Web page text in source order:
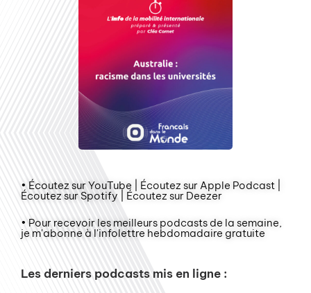
• Écoutez sur YouTube | Écoutez sur Apple Podcast |
Écoutez sur Spotify | Écoutez sur Deezer
• Pour recevoir les meilleurs podcasts de la semaine,
je m'abonne à l'infolettre hebdomadaire gratuite
Les derniers podcasts mis en ligne :